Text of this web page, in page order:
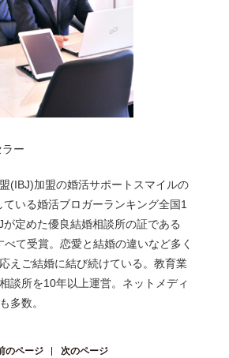
ー
(IBJ)加盟の婚活サポートスマイルの
いる婚活ブロガーランキング全国1
定めた優良結婚相談所の証である
べて受賞。恋愛と結婚の違いなど多く
えご結婚に結び続けている。教育業
談所を10年以上運営。ネットメディ
多数。
のページ 次のページ